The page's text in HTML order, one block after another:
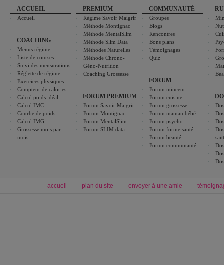
ACCUEIL
Accueil
COACHING
Menus régime
Liste de courses
Suivi des mensurations
Réglette de régime
Exercices physiques
Compteur de calories
Calcul poids idéal
Calcul IMC
Courbe de poids
Calcul IMG
Grossesse mois par
mois
PREMIUM
Régime Savoir Maigrir
Méthode Montignac
Méthode MentalSlim
Méthode Slim Data
Méthodes Naturelles
Méthode Chrono-
Géno-Nutrition
Coaching Grossesse
FORUM PREMIUM
Forum Savoir Maigrir
Forum Montignac
Forum MentalSlim
Forum SLIM data
COMMUNAUTÉ
Groupes
Blogs
Rencontres
Bons plans
Témoignages
Quiz
FORUM
Forum minceur
Forum cuisine
Forum grossesse
Forum maman bébé
Forum psycho
Forum forme santé
Forum beauté
Forum communauté
accueil plan du site envoyer à une amie